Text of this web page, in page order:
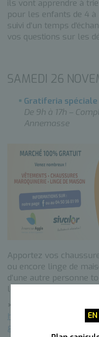
ils vont apprendre à
pour les enfants de 4
suivi d’un temps
vos questions sur les
SAMEDI 26
Gratiferia
De 9h à 17h –
Annemasse
Apportez vos
ou encore linge de
d’une autre personne
le sien !
> Plus d'informations
https://
gratiferia/